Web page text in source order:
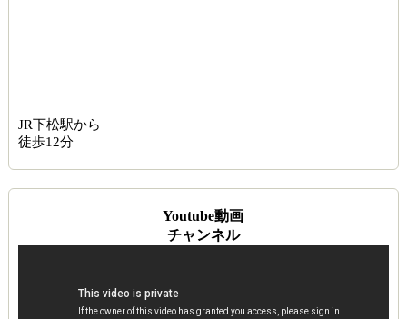
JR下松駅から
徒歩12分
Youtube動画
チャンネル